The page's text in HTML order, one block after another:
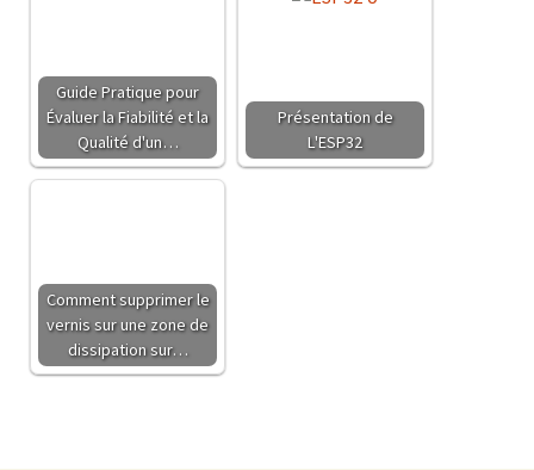
Guide Pratique pour
Évaluer la Fiabilité et la
Qualité d'un…
Présentation de
L'ESP32
Comment supprimer le
vernis sur une zone de
dissipation sur…